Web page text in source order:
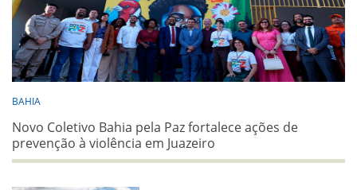
BAHIA
Novo Coletivo Bahia pela Paz fortalece ações de
prevenção à violência em Juazeiro